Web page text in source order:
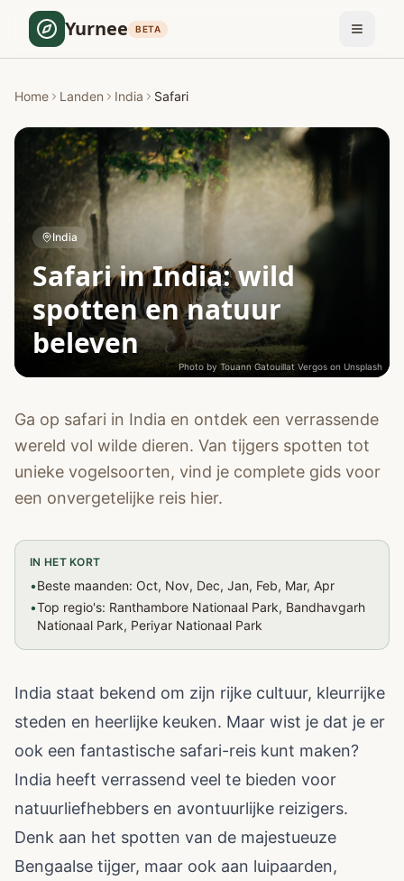
Yurnee BETA
Home Landen India Safari
India
Safari in India: wild
spotten en natuur
beleven
Photo by Touann Gatouillat Vergos on Unsplash
Ga op safari in India en ontdek een verrassende
wereld vol wilde dieren. Van tijgers spotten tot
unieke vogelsoorten, vind je complete gids voor
een onvergetelijke reis hier.
IN HET KORT
•Beste maanden: Oct, Nov, Dec, Jan, Feb, Mar, Apr
•Top regio's: Ranthambore Nationaal Park, Bandhavgarh
Nationaal Park, Periyar Nationaal Park
India staat bekend om zijn rijke cultuur, kleurrijke
steden en heerlijke keuken. Maar wist je dat je er
ook een fantastische safari-reis kunt maken?
India heeft verrassend veel te bieden voor
natuurliefhebbers en avontuurlijke reizigers.
Denk aan het spotten van de majestueuze
Bengaalse tijger, maar ook aan luipaarden,